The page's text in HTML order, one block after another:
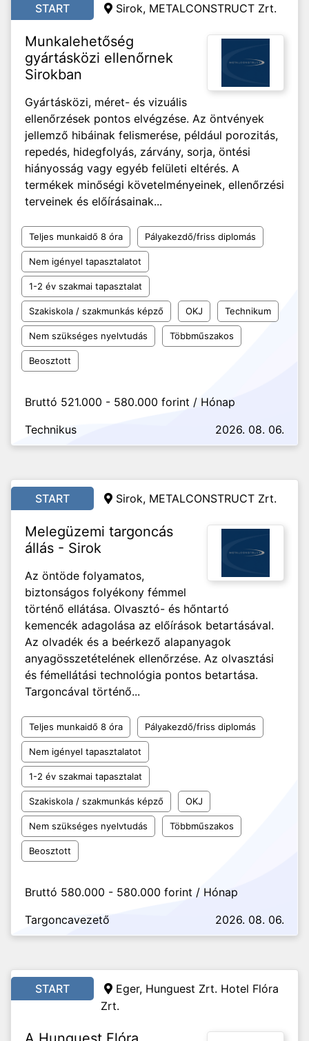
START Sirok, METALCONSTRUCT Zrt.
Munkalehetőség
gyártásközi ellenőrnek
Sirokban
Gyártásközi, méret- és vizuális
ellenőrzések pontos elvégzése. Az öntvények
jellemző hibáinak felismerése, például porozitás,
repedés, hidegfolyás, zárvány, sorja, öntési
hiányosság vagy egyéb felületi eltérés. A
termékek minőségi követelményeinek, ellenőrzési
terveinek és előírásainak...
Teljes munkaidő 8 óra Pályakezdő/friss diplomás
Nem igényel tapasztalatot
1-2 év szakmai tapasztalat
Szakiskola / szakmunkás képző OKJ Technikum
Nem szükséges nyelvtudás Többműszakos
Beosztott
Bruttó 521.000 - 580.000 forint / Hónap
Technikus
2026. 08. 06.
START Sirok, METALCONSTRUCT Zrt.
Melegüzemi targoncás
állás - Sirok
Az öntöde folyamatos,
biztonságos folyékony fémmel
történő ellátása. Olvasztó- és hőntartó
kemencék adagolása az előírások betartásával.
Az olvadék és a beérkező alapanyagok
anyagösszetételének ellenőrzése. Az olvasztási
és fémellátási technológia pontos betartása.
Targoncával történő...
Teljes munkaidő 8 óra Pályakezdő/friss diplomás
Nem igényel tapasztalatot
1-2 év szakmai tapasztalat
Szakiskola / szakmunkás képző OKJ
Nem szükséges nyelvtudás Többműszakos
Beosztott
Bruttó 580.000 - 580.000 forint / Hónap
Targoncavezető
2026. 08. 06.
START
Eger, Hunguest Zrt. Hotel Flóra
Zrt.